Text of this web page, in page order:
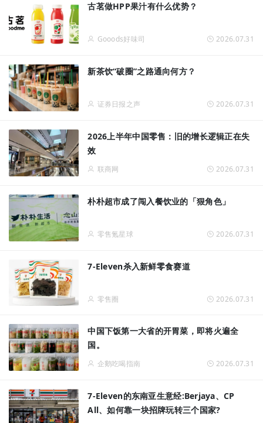
古茗做HPP果汁有什么优势？
Gooods好味司 2026.07.31
新茶饮“破圈”之路通向何方？
证券日报之声 2026.07.31
2026上半年中国零售：旧的增长逻辑正在失
效
联商网 2026.07.31
朴朴超市成了闯入餐饮业的「狠角色」
零售氪星球 2026.07.31
7-Eleven杀入新鲜零食赛道
零售圈 2026.07.31
中国下饭第一大省的开胃菜，即将火遍全
国。
企鹅吃喝指南 2026.07.31
7-Eleven的东南亚生意经:Berjaya、CP
All、如何靠一块招牌玩转三个国家?